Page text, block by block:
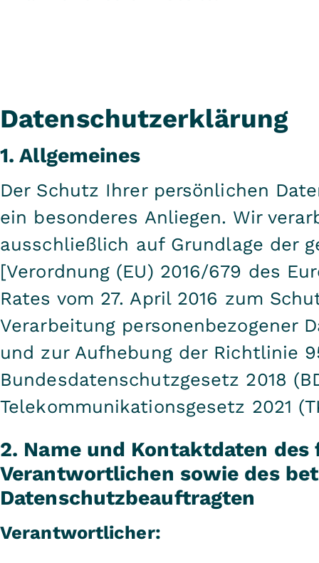
Datenschutzerklärung
1. Allgemeines
Der Schutz Ihrer persönlichen
ein besonderes Anliegen. Wir
ausschließlich auf Grundlage der
[Verordnung (EU) 2016/679 des
Rates vom 27. April 2016 zum
Verarbeitung personenbezogener
und zur Aufhebung der Richtlinie
Bundesdatenschutzgesetz 2018
Telekommunikationsgesetz 2021
2. Name und Kontaktdaten
Verantwortlichen sowie des
Datenschutzbeauftragten
Verantwortlicher: